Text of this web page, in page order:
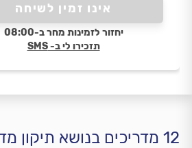
אינו זמין לשיחה
יחזור לזמינות מחר ב-08:00
תזכירו לי ב- SMS
12 מדריכים בנושא תיקון מדיחים